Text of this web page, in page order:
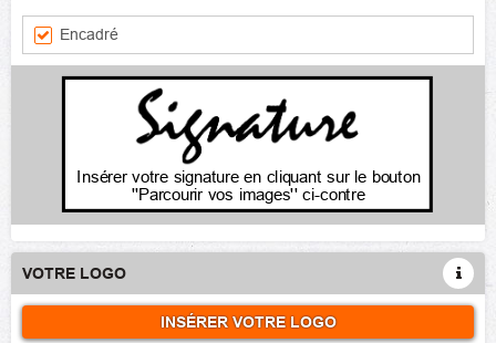
Encadré
Insérer votre signature en cliquant sur le bouton
''Parcourir vos images'' ci-contre
VOTRE LOGO
INSÉRER VOTRE LOGO